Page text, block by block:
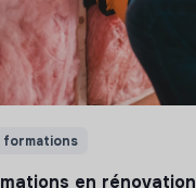
formations
en rénovation